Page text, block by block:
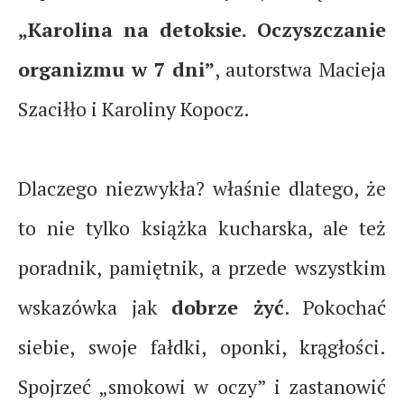
„Karolina na detoksie. Oczyszczanie
organizmu w 7 dni”, autorstwa Macieja
Szaciłło i Karoliny Kopocz.
Dlaczego niezwykła? właśnie dlatego, że
to nie tylko książka kucharska, ale też
poradnik, pamiętnik, a przede wszystkim
wskazówka jak dobrze żyć. Pokochać
siebie, swoje fałdki, oponki, krągłości.
Spojrzeć „smokowi w oczy” i zastanowić